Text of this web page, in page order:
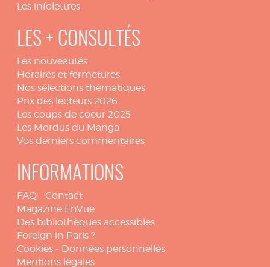
Les infolettres
LES + CONSULTÉS
Les nouveautés
Horaires et fermetures
Nos sélections thématiques
Prix des lecteurs 2026
Les coups de coeur 2025
Les Mordus du Manga
Vos derniers commentaires
INFORMATIONS
FAQ - Contact
Magazine EnVue
Des bibliothèques accessibles
Foreign in Paris ?
Cookies - Données personnelles
Mentions légales